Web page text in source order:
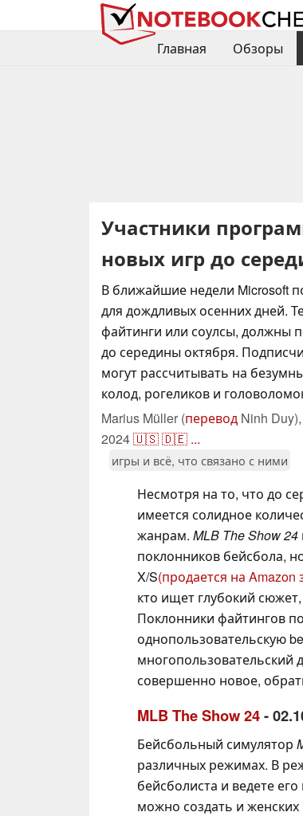
Главная
Обзоры
Участники
новых игр до
В ближайшие недели Microsoft
для дождливых осенних дней.
файтинги или соулсы, должны
до середины октября.
могут рассчитывать на
колод, рогеликов и
Marius Müller (перевод Ninh Duy),
2024🇺🇸🇩🇪 ...
игры и всё, что связано с ними
Несмотря на то, что до
имеется солидное
жанрам. MLB The Show 24
поклонников бейсбола,
X/S(продается на Amazon
кто ищет глубокий
Поклонники файтингов
однопользовательскую
многопользовательский
совершенно новое,
MLB The Show 24-
Бейсбольный симулятор
различных режимах. В
бейсболиста и ведете
можно создать и